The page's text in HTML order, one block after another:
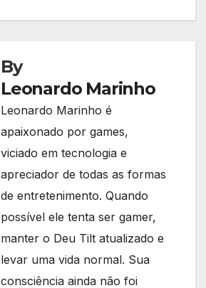
By
Leonardo Marinho
Leonardo Marinho é
apaixonado por games,
viciado em tecnologia e
apreciador de todas as formas
de entretenimento. Quando
possível ele tenta ser gamer,
manter o Deu Tilt atualizado e
levar uma vida normal. Sua
consciência ainda não foi